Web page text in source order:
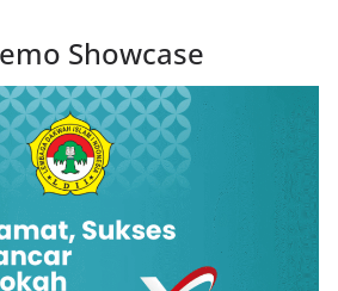
Showcase